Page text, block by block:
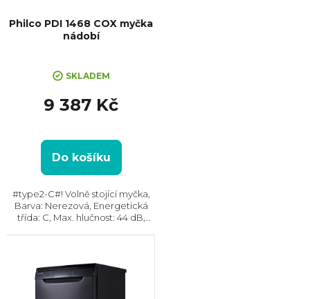
Philco PDI 1468 COX myčka
nádobí
SKLADEM
9 387 Kč
Do košíku
#type2-C#! Volně stojící myčka,
Barva: Nerezová, Energetická
třída: C, Max. hlučnost: 44 dB,
Spotřeba vody na...